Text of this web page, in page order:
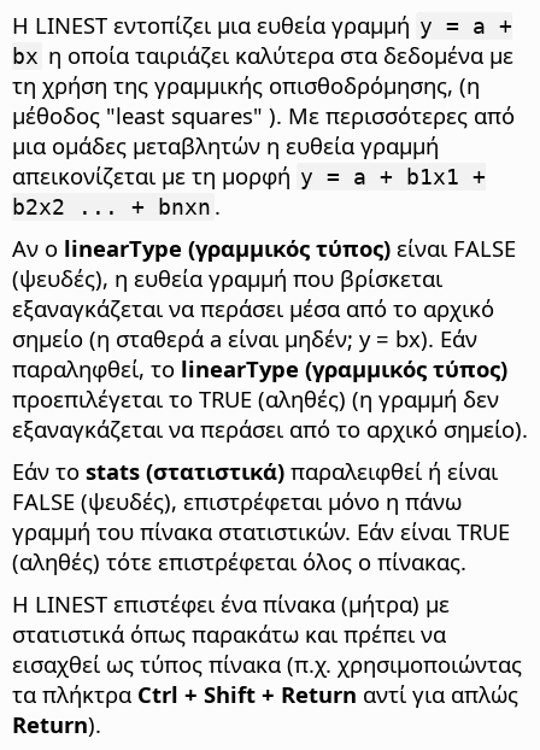
Η LINEST εντοπίζει μια ευθεία γραμμή y = a +
bx η οποία ταιριάζει καλύτερα στα δεδομένα με
τη χρήση της γραμμικής οπισθοδρόμησης, (η
μέθοδος "least squares" ). Με περισσότερες από
μια ομάδες μεταβλητών η ευθεία γραμμή
απεικονίζεται με τη μορφή y = a + b1x1 +
b2x2 ... + bnxn .
Αν ο linearType (γραμμικός τύπος) είναι FALSE
(ψευδές), η ευθεία γραμμή που βρίσκεται
εξαναγκάζεται να περάσει μέσα από το αρχικό
σημείο (η σταθερά a είναι μηδέν; y = bx). Εάν
παραληφθεί, το linearType (γραμμικός τύπος)
προεπιλέγεται το TRUE (αληθές) (η γραμμή δεν
εξαναγκάζεται να περάσει από το αρχικό σημείο).
Εάν το stats (στατιστικά) παραλειφθεί ή είναι
FALSE (ψευδές), επιστρέφεται μόνο η πάνω
γραμμή του πίνακα στατιστικών. Εάν είναι TRUE
(αληθές) τότε επιστρέφεται όλος ο πίνακας.
Η LINEST επιστέφει ένα πίνακα (μήτρα) με
στατιστικά όπως παρακάτω και πρέπει να
εισαχθεί ως τύπος πίνακα (π.χ. χρησιμοποιώντας
τα πλήκτρα Ctrl + Shift + Return αντί για απλώς
Return).